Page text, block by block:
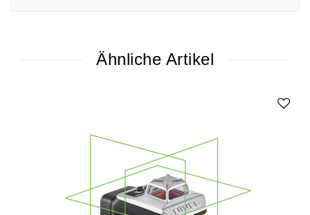
Ähnliche Artikel